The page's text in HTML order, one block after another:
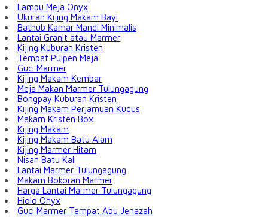
Lampu Meja Onyx
Ukuran Kijing Makam Bayi
Bathub Kamar Mandi Minimalis
Lantai Granit atau Marmer
Kijing Kuburan Kristen
Tempat Pulpen Meja
Guci Marmer
Kijing Makam Kembar
Meja Makan Marmer Tulungagung
Bongpay Kuburan Kristen
Kijing Makam Perjamuan Kudus
Makam Kristen Box
Kijing Makam
Kijing Makam Batu Alam
Kijing Marmer Hitam
Nisan Batu Kali
Lantai Marmer Tulungagung
Makam Bokoran Marmer
Harga Lantai Marmer Tulungagung
Hiolo Onyx
Guci Marmer Tempat Abu Jenazah